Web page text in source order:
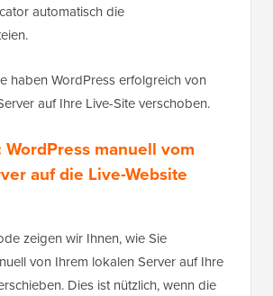
automatisch die
haben WordPress erfolgreich von
auf Ihre Live-Site verschoben.
manuell vom
auf die Live-Website
zeigen wir Ihnen, wie Sie
von Ihrem lokalen Server auf Ihre
Dies ist nützlich, wenn die